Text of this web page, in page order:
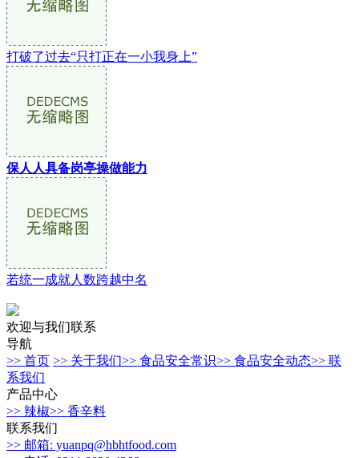
打破了过去“只打正在一小我身上”
保人人具备岗亭操做能力
若统一成就人数跨越中名
欢迎与我们联系
导航
>> 首页 >> 关于我们>> 食品安全常识>> 食品安全动态>> 联
系我们
产品中心
>> 辣椒>> 香辛料
联系我们
>> 邮箱: yuanpq@hbhtfood.com